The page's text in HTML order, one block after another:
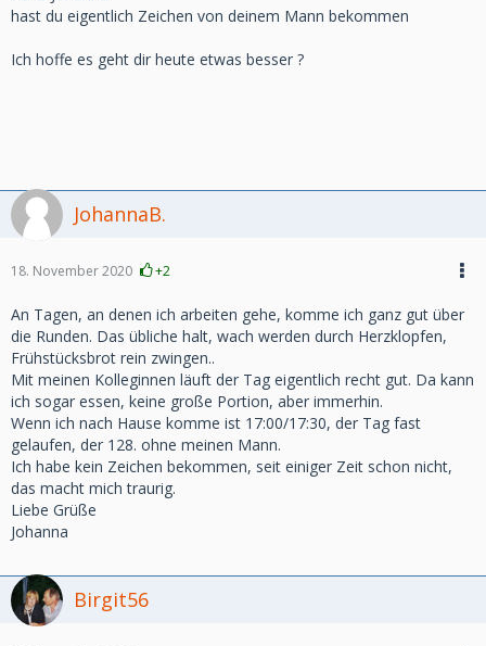
hast du eigentlich Zeichen von deinem Mann bekommen
Ich hoffe es geht dir heute etwas besser ?
JohannaB.
18. November 2020 +2
An Tagen, an denen ich arbeiten gehe, komme ich ganz gut über
die Runden. Das übliche halt, wach werden durch Herzklopfen,
Frühstücksbrot rein zwingen..
Mit meinen Kolleginnen läuft der Tag eigentlich recht gut. Da kann
ich sogar essen, keine große Portion, aber immerhin.
Wenn ich nach Hause komme ist 17:00/17:30, der Tag fast
gelaufen, der 128. ohne meinen Mann.
Ich habe kein Zeichen bekommen, seit einiger Zeit schon nicht,
das macht mich traurig.
Liebe Grüße
Johanna
Birgit56